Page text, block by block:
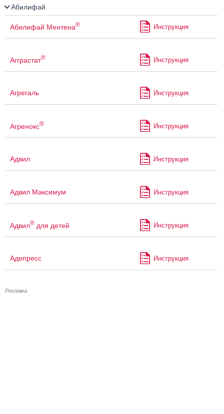
Абилифай
Абилифай Ментена® Инструкция
Агграстат® Инструкция
Агрегаль Инструкция
Агренокс® Инструкция
Адвил Инструкция
Адвил Максимум Инструкция
Адвил® для детей Инструкция
Адепресс Инструкция
Реклама